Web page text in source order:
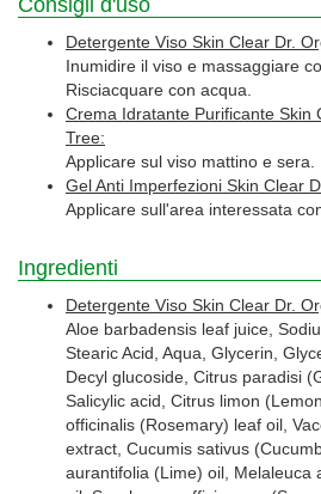
Detergente Viso Skin Clear Dr.
Inumidire il viso e massaggiare
Risciacquare con acqua.
Crema Idratante Purificante Skin
Tree:
Applicare sul viso mattino e sera.
Gel Anti Imperfezioni Skin Clear
Applicare sull'area interessata
Ingredienti
Detergente Viso Skin Clear Dr.
Aloe barbadensis leaf juice,
Stearic Acid, Aqua, Glycerin,
Decyl glucoside, Citrus paradisi
Salicylic acid, Citrus limon
officinalis (Rosemary) leaf oil,
extract, Cucumis sativus
aurantifolia (Lime) oil, Melaleuca